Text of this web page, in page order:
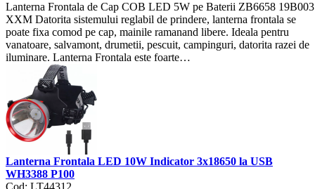
Lanterna Frontala de Cap COB LED 5W pe Baterii ZB6658 19B003
XXM Datorita sistemului reglabil de prindere, lanterna frontala se
poate fixa comod pe cap, mainile ramanand libere. Ideala pentru
vanatoare, salvamont, drumetii, pescuit, campinguri, datorita razei de
iluminare. Lanterna Frontala este foarte…
Lanterna Frontala LED 10W Indicator 3x18650 la USB
WH3388 P100